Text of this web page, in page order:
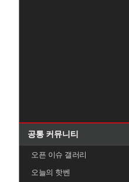
공통 커뮤니티
오픈 이슈 갤러리
오늘의 핫벤